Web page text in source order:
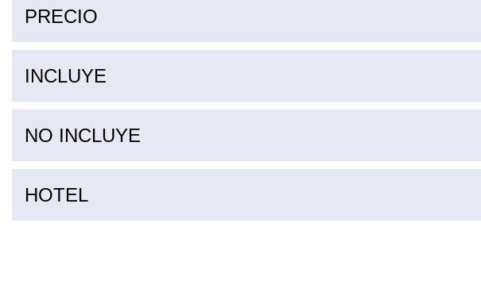
PRECIO
INCLUYE
NO INCLUYE
HOTEL